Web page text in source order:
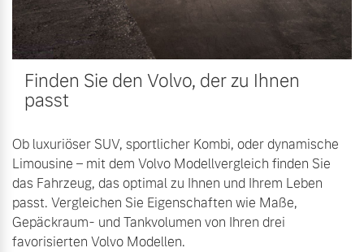
Finden Sie den Volvo, der zu Ihnen
passt
Ob luxuriöser SUV, sportlicher Kombi, oder dynamische
Limousine – mit dem Volvo Modellvergleich finden Sie
das Fahrzeug, das optimal zu Ihnen und Ihrem Leben
passt. Vergleichen Sie Eigenschaften wie Maße,
Gepäckraum- und Tankvolumen von Ihren drei
favorisierten Volvo Modellen.